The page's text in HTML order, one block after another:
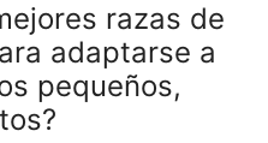
razas de
adaptarse a
pequeños,